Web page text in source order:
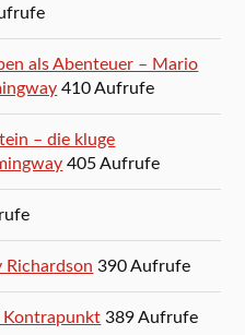
als Abenteuer – Mario
410 Aufrufe
– die kluge
405 Aufrufe
Richardson 390 Aufrufe
Kontrapunkt 389 Aufrufe